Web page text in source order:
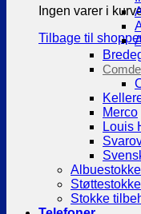
Ingen varer i
Tilbage til
Comde
Merco
Louis
Albuestokke
Støttestokke
Stokke